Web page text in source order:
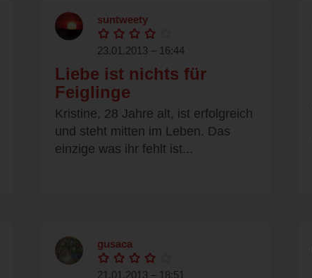
suntweety
23.01.2013 – 16:44
Liebe ist nichts für
Feiglinge
Kristine, 28 Jahre alt, ist erfolgreich
und steht mitten im Leben. Das
einzige was ihr fehlt ist...
gusaca
21.01.2013 – 18:51